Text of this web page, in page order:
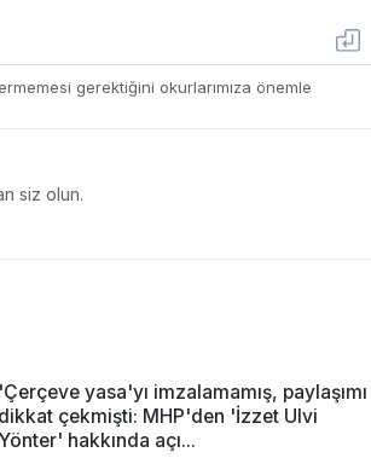
gerektiğini okurlarımıza önemle
siz olun.
'Çerçeve yasa'yı imzalamamış, paylaşımı
dikkat çekmişti: MHP'den 'İzzet Ulvi
Yönter' hakkında açı...